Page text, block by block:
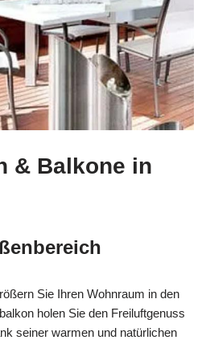
& Balkone in
Sie Ihren Wohnraum in den
holen Sie den Freiluftgenuss
seiner warmen und natürlichen